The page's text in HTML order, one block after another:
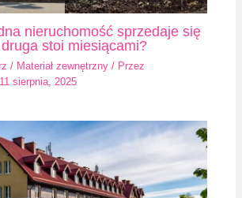
nieruchomość sprzedaje się
stoi miesiącami?
/ Materiał zewnętrzny / Przez
11 sierpnia, 2025